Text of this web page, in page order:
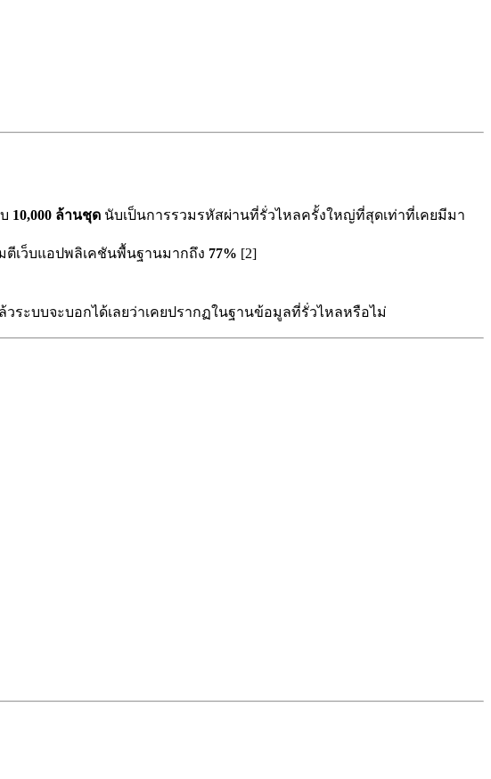
10,000 ล้านชุด นับเป็นการรวมรหัสผ่านที่รั่วไหลครั้งใหญ่ที่สุดเท่าที่เคยมีมา
มตีเว็บแอปพลิเคชันพื้นฐานมากถึง 77% [2]
วระบบจะบอกได้เลยว่าเคยปรากฏในฐานข้อมูลที่รั่วไหลหรือไม่